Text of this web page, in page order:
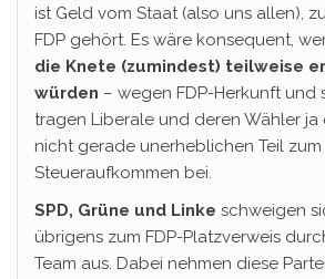
ist Geld vom Staat (also uns allen),
FDP gehört. Es wäre konsequent,
die Knete (zumindest) teilweise
würden – wegen FDP-Herkunft und
tragen Liberale und deren Wähler ja
nicht gerade unerheblichen Teil zum
Steueraufkommen bei.
SPD, Grüne und Linke schweigen
übrigens zum FDP-Platzverweis
Team aus. Dabei nehmen diese